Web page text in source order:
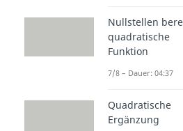
an der
Deshalb
berechnen,
absolute
Nullstellen
quadratische
Funktion
7/8 – Dauer: 04:37
Quadratische
Ergänzung